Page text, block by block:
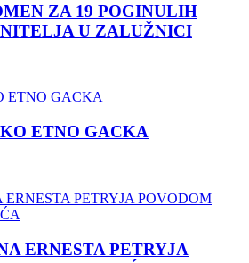
ZA 19 POGINULIH
U ZALUŽNICI
ETNO GACKA
ERNESTA PETRYJA